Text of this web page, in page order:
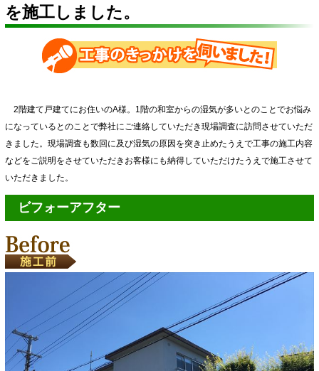
を施工しました。
2階建て戸建てにお住いのA様。1階の和室からの湿気が多いとのことでお悩み
になっているとのことで弊社にご連絡していただき現場調査に訪問させていただ
きました。現場調査も数回に及び湿気の原因を突き止めたうえで工事の施工内容
などをご説明をさせていただきお客様にも納得していただけたうえで施工させて
いただきました。
ビフォーアフター